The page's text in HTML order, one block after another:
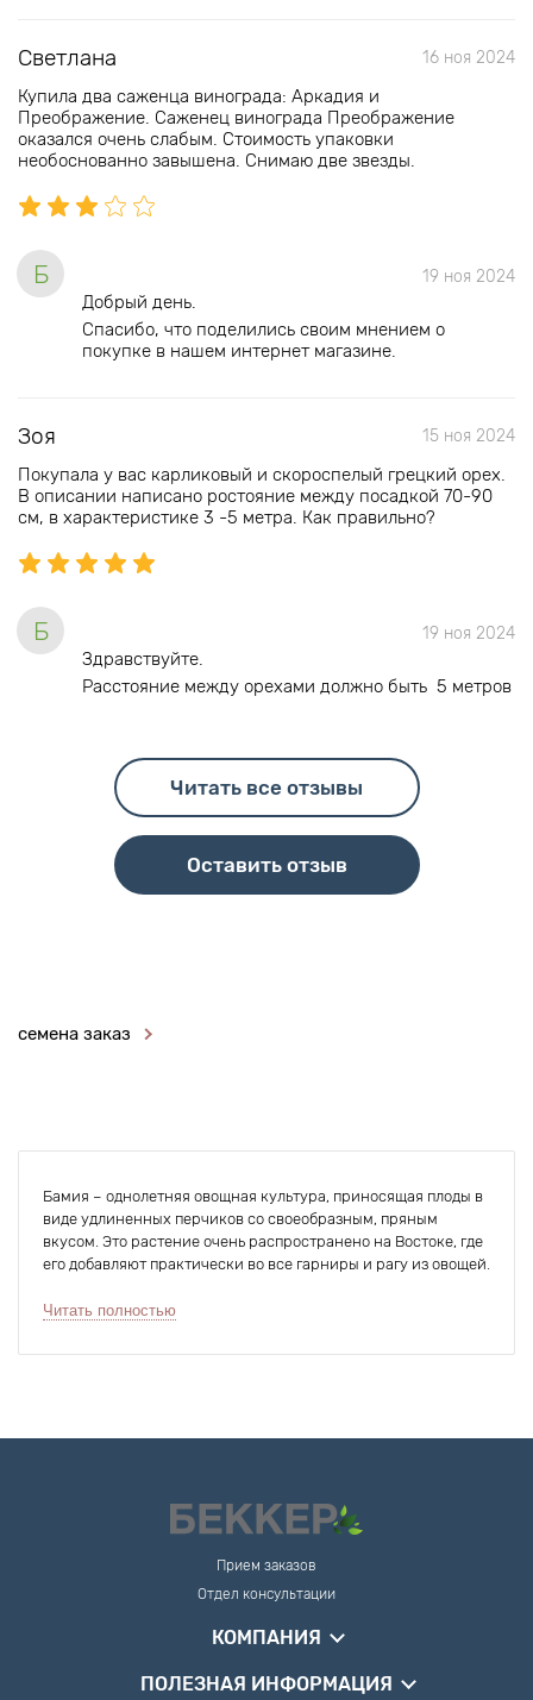
Светлана 16 ноя 2024
Купила два саженца винограда: Аркадия и
Преображение. Саженец винограда Преображение
оказался очень слабым. Стоимость упаковки
необоснованно завышена. Снимаю две звезды.
Б 19 ноя 2024
Добрый день.
Спасибо, что поделились своим мнением о
покупке в нашем интернет магазине.
Зоя 15 ноя 2024
Покупала у вас карликовый и скороспелый грецкий орех.
В описании написано ростояние между посадкой 70-90
см, в характеристике 3 -5 метра. Как правильно?
Б 19 ноя 2024
Здравствуйте.
Расстояние между орехами должно быть 5 метров
Читать все отзывы
Оставить отзыв
семена заказ
Бамия – однолетняя овощная культура, приносящая плоды в
виде удлиненных перчиков со своеобразным, пряным
вкусом. Это растение очень распространено на Востоке, где
его добавляют практически во все гарниры и рагу из овощей.
овоща – до 25 см, купить семена бамии можно в
будущим матерям в первые недели
Кальций, калий и группа витаминов,
Читать полностью
Прием заказов
Отдел консультации
КОМПАНИЯ
ПОЛЕЗНАЯ ИНФОРМАЦИЯ